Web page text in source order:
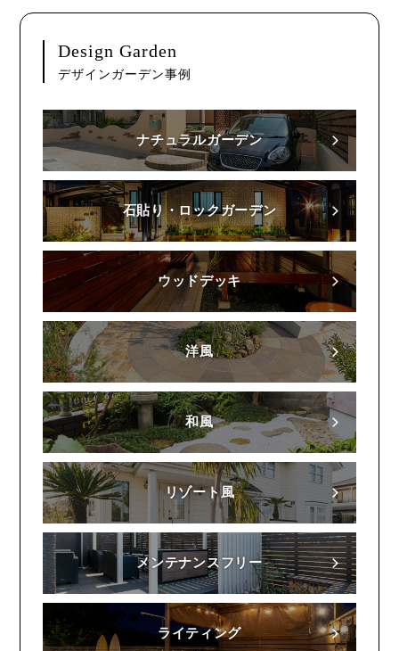
Design Garden
デザインガーデン事例
ナチュラルガーデン
石貼り・ロックガーデン
ウッドデッキ
洋風
和風
リゾート風
メンテナンスフリー
ライティング